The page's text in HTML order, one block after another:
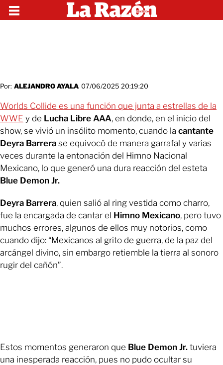
Por: ALEJANDRO AYALA 07/06/2025 20:19:20
Worlds Collide es una función que junta a estrellas de la
WWE y de Lucha Libre AAA, en donde, en el inicio del
show, se vivió un insólito momento, cuando la cantante
Deyra Barrera se equivocó de manera garrafal y varias
veces durante la entonación del Himno Nacional
Mexicano, lo que generó una dura reacción del esteta
Blue Demon Jr.
Deyra Barrera, quien salió al ring vestida como charro,
fue la encargada de cantar el Himno Mexicano, pero tuvo
muchos errores, algunos de ellos muy notorios, como
cuando dijo: “Mexicanos al grito de guerra, de la paz del
arcángel divino, sin embargo retiemble la tierra al sonoro
rugir del cañón”.
Estos momentos generaron que Blue Demon Jr. tuviera
una inesperada reacción, pues no pudo ocultar su